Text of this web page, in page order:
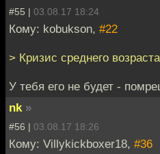
#55 | 03.08.17 18:24
Кому: kobukson, #22
> Кризис среднего
У тебя его не будет -
nk »
#56 | 03.08.17 18:26
Кому: Villykickboxer18, #36